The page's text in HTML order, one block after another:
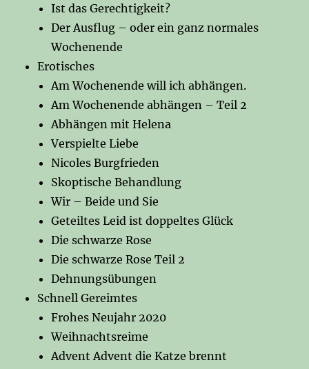
Ist das Gerechtigkeit?
Der Ausflug – oder ein ganz normales
Wochenende
Erotisches
Am Wochenende will ich abhängen.
Am Wochenende abhängen – Teil 2
Abhängen mit Helena
Verspielte Liebe
Nicoles Burgfrieden
Skoptische Behandlung
Wir – Beide und Sie
Geteiltes Leid ist doppeltes Glück
Die schwarze Rose
Die schwarze Rose Teil 2
Dehnungsübungen
Schnell Gereimtes
Frohes Neujahr 2020
Weihnachtsreime
Advent Advent die Katze brennt